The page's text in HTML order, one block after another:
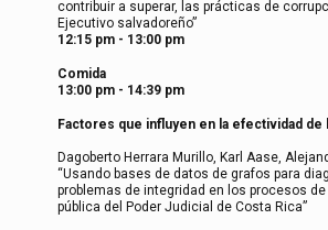
contribuir a superar, las prácticas de
Ejecutivo salvadoreño”
12:15 pm - 13:00 pm
Comida
13:00 pm - 14:39 pm
Factores que influyen en la efectividad de
Dagoberto Herrara Murillo, Karl Aase,
“Usando bases de datos de grafos para
problemas de integridad en los procesos
pública del Poder Judicial de Costa Rica”